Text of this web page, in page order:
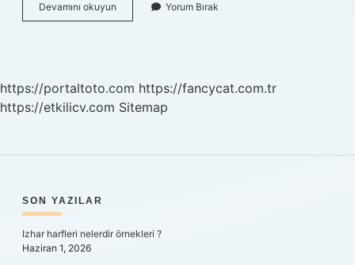
Devamını okuyun
Hızlı
Yorum Bırak
https://portaltoto.com https://fancycat.com.tr
https://etkilicv.com Sitemap
SIDEBAR
SON YAZILAR
Izhar harfleri nelerdir örnekleri ?
Haziran 1, 2026